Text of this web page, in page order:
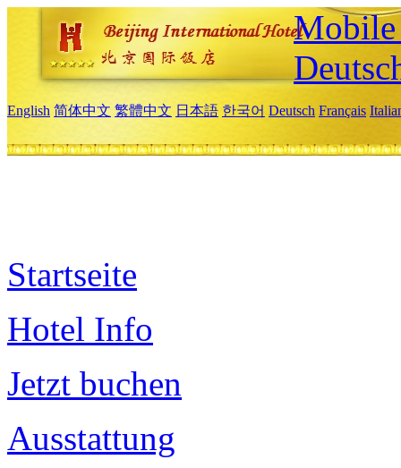
Mobile
English 简体中文 繁體中文 日本語 한국어 Deutsch Français
Startseite
Hotel Info
Jetzt buchen
Ausstattung